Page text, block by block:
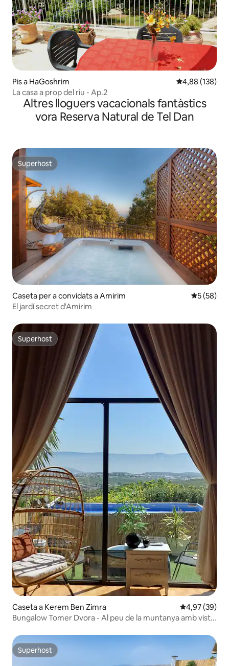
Pis a HaGoshrim 4,88 de
4,88 (138)
La casa a prop del riu - Ap.2
Altres lloguers vacacionals fantàstics
vora Reserva Natural de Tel Dan
Superhost
Superhost
Caseta per a convidats a Amirim 5 de
5 (58)
El jardí secret d'Amirim
Superhost
Superhost
Caseta a Kerem Ben Zimra 4,97 de
4,97 (39)
Bungalow Tomer Dvora - Al peu de la muntanya amb vista.
Superhost
Superhost